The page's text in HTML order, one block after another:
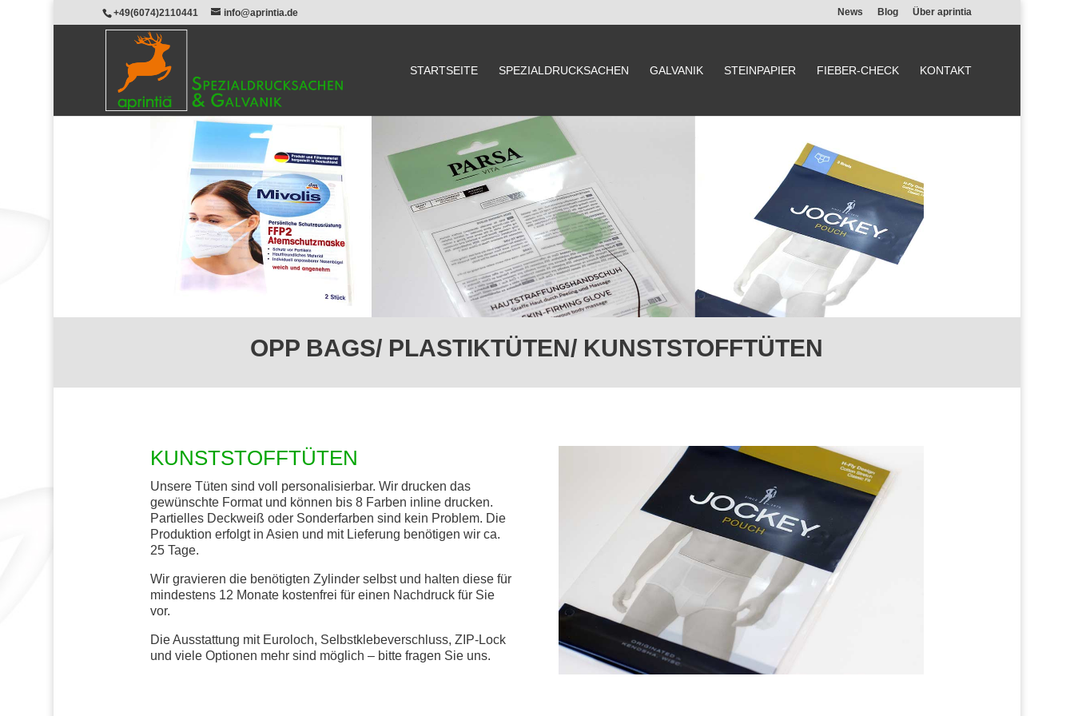
+49(6074)2110441 info@aprintia.de News Blog Über aprintia
STARTSEITE SPEZIALDRUCKSACHEN GALVANIK STEINPAPIER FIEBER-CHECK KONTAKT
OPP BAGS/ PLASTIKTÜTEN/ KUNSTSTOFFTÜTEN
KUNSTSTOFFTÜTEN
Unsere Tüten sind voll personalisierbar. Wir drucken das
gewünschte Format und können bis 8 Farben inline drucken.
Partielles Deckweiß oder Sonderfarben sind kein Problem. Die
Produktion erfolgt in Asien und mit Lieferung benötigen wir ca.
25 Tage.
Wir gravieren die benötigten Zylinder selbst und halten diese für
mindestens 12 Monate kostenfrei für einen Nachdruck für Sie
vor.
Die Ausstattung mit Euroloch, Selbstklebeverschluss, ZIP-Lock
und viele Optionen mehr sind möglich – bitte fragen Sie uns.